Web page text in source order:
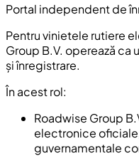
Portal independent de
Pentru vinietele rutiere
Group B.V. operează
și înregistrare.
În acest rol:
Roadwise Group
electronice
guvernamentale